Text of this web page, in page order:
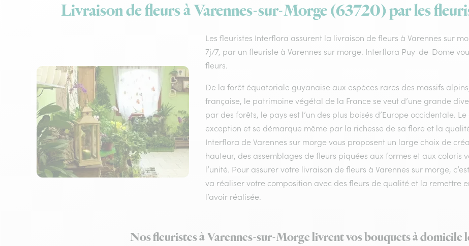
Livraison de fleurs à Varennes-sur-Morge (63720) par les
Les fleuristes Interflora assurent la livraison de fleurs à Varennes sur
7j/7, par un fleuriste à Varennes sur morge. Interflora Puy-de-Dome
fleurs.
De la forêt équatoriale guyanaise aux espèces rares des massifs
française, le patrimoine végétal de la France se veut d’une grande
par des forêts, le pays est l’un des plus boisés d’Europe occidentale.
exception et se démarque même par la richesse de sa flore et la
Interflora de Varennes sur morge vous proposent un large choix de
hauteur, des assemblages de fleurs piquées aux formes et aux coloris
l’unité. Pour assurer votre livraison de fleurs à Varennes sur morge,
va réaliser votre composition avec des fleurs de qualité et la remettre
l’avoir réalisée.
Nos fleuristes à Varennes-sur-Morge livrent vos bouquets à domicile